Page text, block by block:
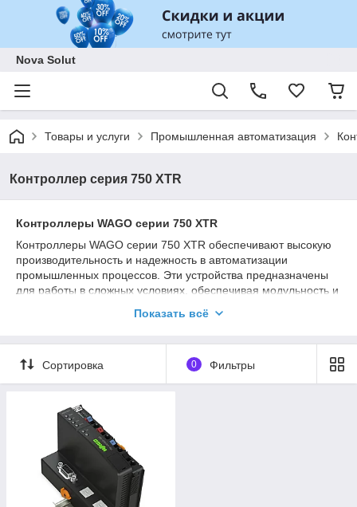
Nova Solut
Товары и услуги Промышленная автоматизация
Контроллер серия 750 XTR
Контроллеры WAGO серии 750 XTR
Контроллеры WAGO серии 750 XTR обеспечивают высокую
производительность и надежность в автоматизации
промышленных процессов. Эти устройства предназначены
для работы в сложных условиях, обеспечивая модульность и
Показать всё
Сортировка 0 Фильтры